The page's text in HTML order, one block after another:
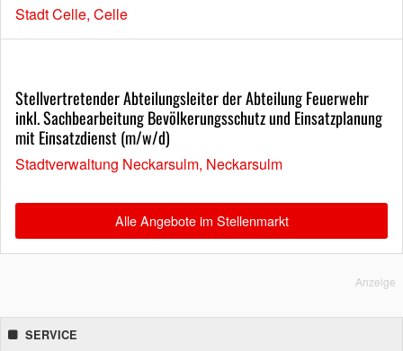
Stadt Celle, Celle
Stellvertretender Abteilungsleiter der Abteilung Feuerwehr
inkl. Sachbearbeitung Bevölkerungsschutz und Einsatzplanung
mit Einsatzdienst (m/w/d)
Stadtverwaltung Neckarsulm, Neckarsulm
Alle Angebote im Stellenmarkt
Anzeige
SERVICE